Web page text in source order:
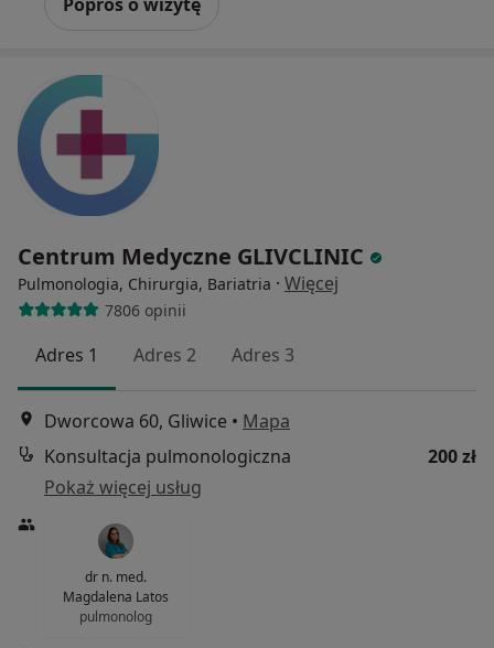
Centrum Medyczne GLIVCLINIC
Pulmonologia, Chirurgia, Bariatria · Więcej
7806 opinii
Adres 1 Adres 2 Adres 3
Dworcowa 60, Gliwice • Mapa
Konsultacja pulmonologiczna
200 zł
Pokaż więcej usług
dr n. med.
Magdalena Latos
pulmonolog